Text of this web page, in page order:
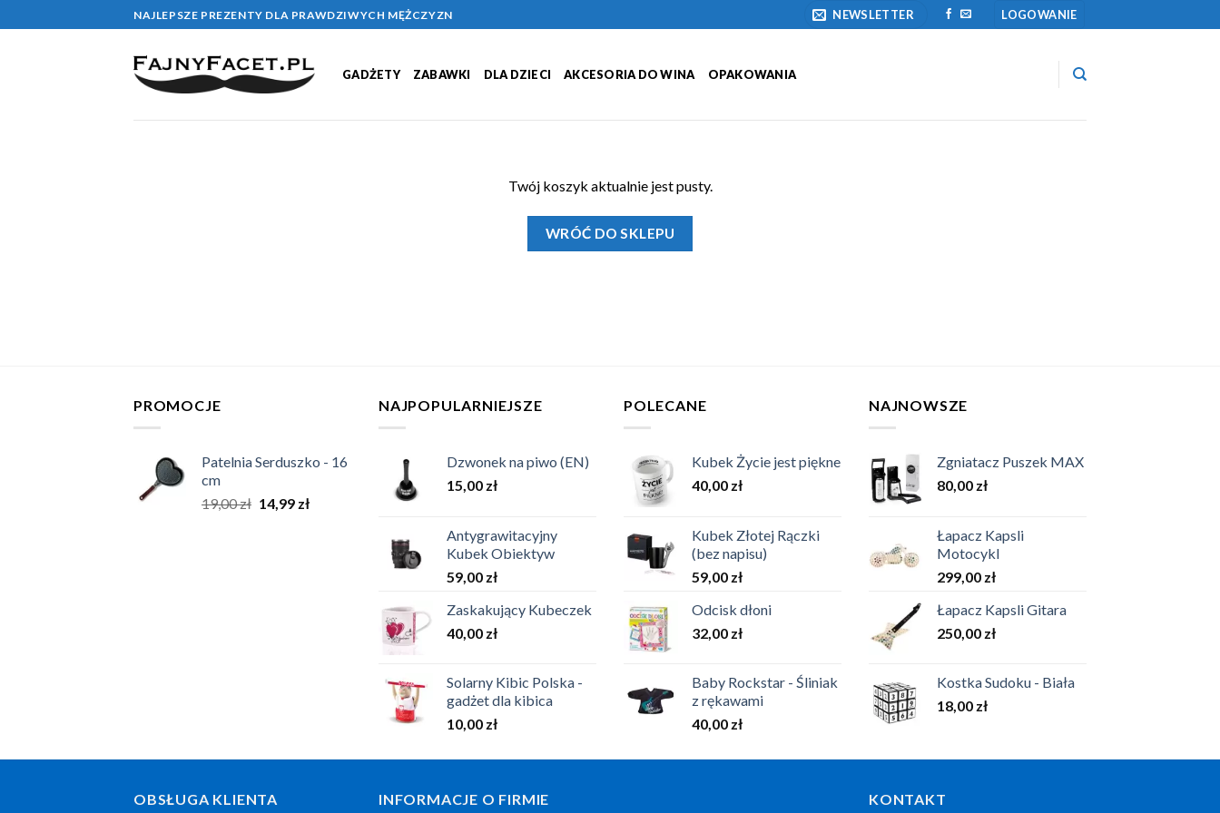
to
NAJLEPSZE PREZENTY DLA PRAWDZIWYCH MĘŻCZYZN NEWSLETTER LOGOWANIE
GADŻETY ZABAWKI DLA DZIECI AKCESORIA DO WINA OPAKOWANIA
Twój koszyk aktualnie jest pusty.
WRÓĆ DO SKLEPU
PROMOCJE
Patelnia Serduszko - 16
cm
19,00zł 14,99 zł
NAJPOPULARNIEJSZE
Dzwonek na piwo (EN)
15,00 zł
Antygrawitacyjny
Kubek Obiektyw
59,00 zł
Zaskakujący Kubeczek
40,00 zł
Solarny Kibic Polska -
gadżet dla kibica
10,00 zł
POLECANE
Kubek Życie jest piękne
40,00 zł
Kubek Złotej Rączki
(bez napisu)
59,00 zł
Odcisk dłoni
32,00 zł
Baby Rockstar - Śliniak
z rękawami
40,00 zł
NAJNOWSZE
Zgniatacz Puszek MAX
80,00 zł
Łapacz Kapsli
Motocykl
299,00 zł
Łapacz Kapsli Gitara
250,00 zł
Kostka Sudoku - Biała
18,00 zł
OBSŁUGA KLIENTA INFORMACJE O FIRMIE KONTAKT